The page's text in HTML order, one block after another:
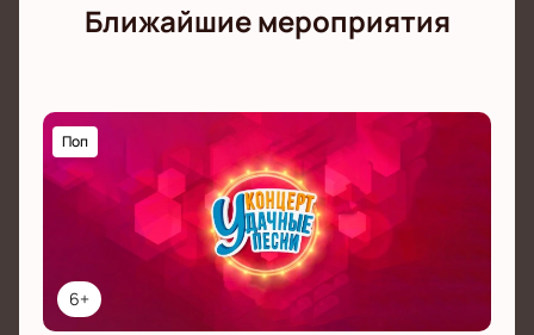
Ближайшие мероприятия
6+
Поп